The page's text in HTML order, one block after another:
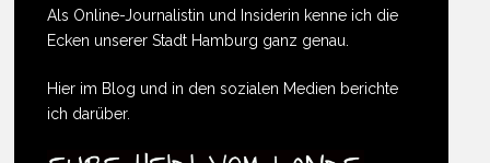
Als Online-Journalistin und Insiderin kenne ich die
Ecken unserer Stadt Hamburg ganz genau.
Hier im Blog und in den sozialen Medien berichte
ich darüber.